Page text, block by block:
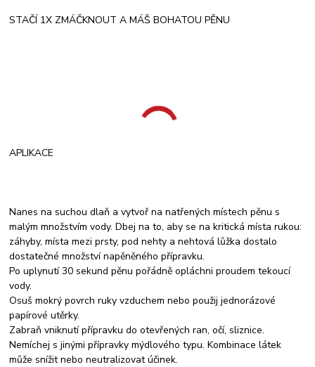
STAČÍ 1X ZMÁČKNOUT A MÁŠ BOHATOU PĚNU
APLIKACE
Nanes na suchou dlaň a vytvoř na natřených místech pěnu s
malým množstvím vody. Dbej na to, aby se na kritická místa rukou:
záhyby, místa mezi prsty, pod nehty a nehtová lůžka dostalo
dostatečné množství napěněného přípravku.
Po uplynutí 30 sekund pěnu pořádně opláchni proudem tekoucí
vody.
Osuš mokrý povrch ruky vzduchem nebo použij jednorázové
papírové utěrky.
Zabraň vniknutí přípravku do otevřených ran, očí, sliznice.
Nemíchej s jinými přípravky mýdlového typu. Kombinace látek
může snížit nebo neutralizovat účinek.